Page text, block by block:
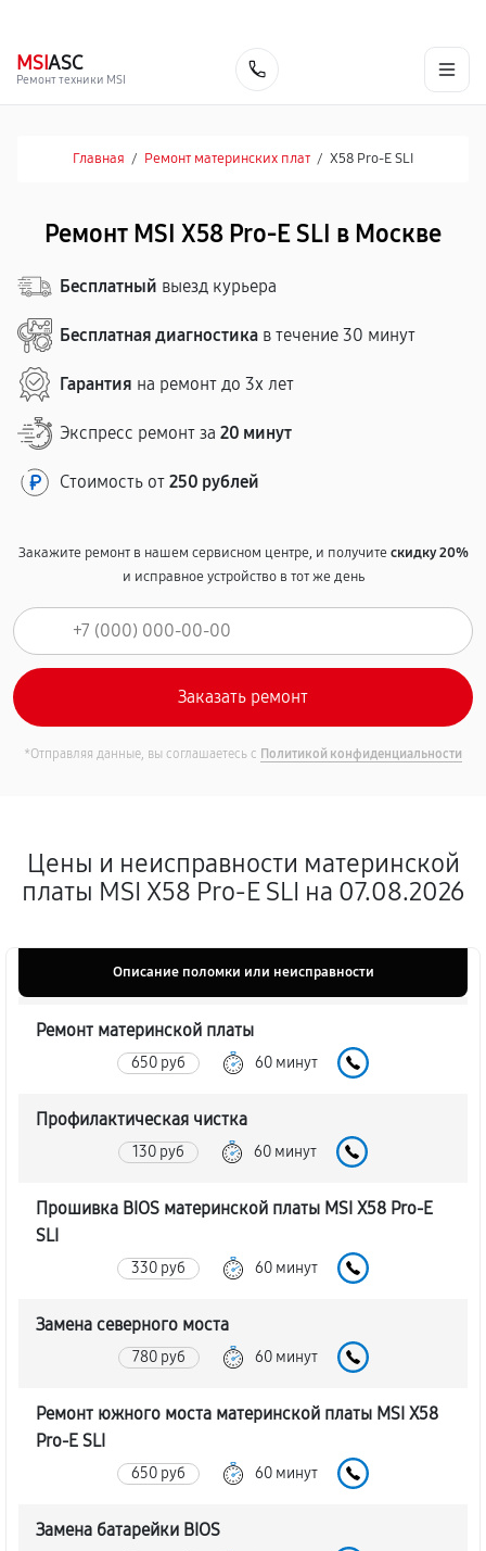
MSIASC
Ремонт техники MSI
Главная / Ремонт материнских плат / X58 Pro-E SLI
Ремонт MSI X58 Pro-E SLI в Москве
Бесплатный выезд курьера
Бесплатная диагностика в течение 30 минут
Гарантия на ремонт до 3х лет
Экспресс ремонт за 20 минут
Стоимость от 250 рублей
Закажите ремонт в нашем сервисном центре, и получитескидку 20%
и исправное устройство в тот же день
*Отправляя данные, вы соглашаетесь с Политикой конфиденциальности
Цены и неисправности материнской
платы MSI X58 Pro-E SLI на 07.08.2026
Описание поломки или неисправности
Ремонт материнской платы
650 руб 60 минут
Профилактическая чистка
130 руб 60 минут
Прошивка BIOS материнской платы MSI X58 Pro-E
SLI
330 руб 60 минут
Замена северного моста
780 руб 60 минут
Ремонт южного моста материнской платы MSI X58
Pro-E SLI
650 руб 60 минут
Замена батарейки BIOS